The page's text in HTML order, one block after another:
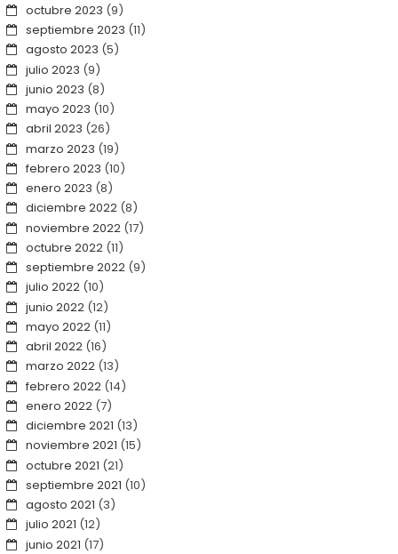
octubre 2023 (9)
septiembre 2023 (11)
agosto 2023 (5)
julio 2023 (9)
junio 2023 (8)
mayo 2023 (10)
abril 2023 (26)
marzo 2023 (19)
febrero 2023 (10)
enero 2023 (8)
diciembre 2022(8)
noviembre 2022(17)
octubre 2022(11)
septiembre 2022(9)
julio 2022(10)
junio 2022(12)
mayo 2022(11)
abril 2022(16)
marzo 2022(13)
febrero 2022(14)
enero 2022(7)
diciembre 2021 (13)
noviembre 2021 (15)
octubre 2021 (21)
septiembre 2021 (10)
agosto 2021 (3)
julio 2021 (12)
junio 2021 (17)